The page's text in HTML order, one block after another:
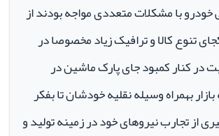
خودرو با مشکلات متعددی مواجه بودند از
تنوع کالا و ترافیک زیاد مخصوصا در
در کنار کمبود جای پارک ماشین در
بهمراه وسیله نقلیه خودشان تا بفکر
از تجارب نیروهای خود در زمینه تولید و